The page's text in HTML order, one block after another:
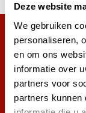
Deze website
We gebruiken
personaliseren,
en om ons
informatie over
partners voor
partners kunnen
Mehr als
angemeldet.
Melde dich für
die besten